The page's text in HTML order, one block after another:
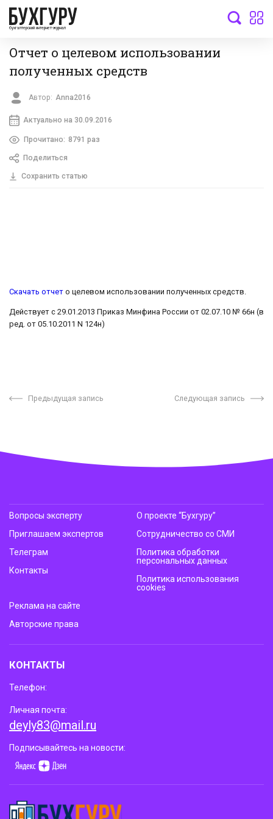
бухгалтерский интернет-журнал
Отчет о целевом использовании
полученных средств
Автор: Anna2016
Актуально на 30.09.2016
Прочитано: 8791 раз
Поделиться
Сохранить статью
Скачать отчет о целевом использовании полученных средств.
Действует с 29.01.2013 Приказ Минфина России от 02.07.10 № 66н (в
ред. от 05.10.2011 N 124н)
Предыдущая запись Следующая запись
Вопросы эксперту
Приглашаем экспертов
Телеграм
Контакты
О проекте “Бухгуру”
Сотрудничество со СМИ
Политика обработки
персональных данных
Политика использования
cookies
Реклама на сайте
Авторские права
КОНТАКТЫ
Телефон:
Личная почта:
deyly83@mail.ru
Подписывайтесь на новости: